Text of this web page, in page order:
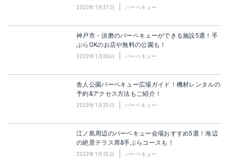
2022年1月27日 バーベキュー
神戸市・須磨のバーベキューができる施設5選！手
ぶらOKのお店や無料の公園も！
2022年1月26日 バーベキュー
舎人公園バーベキュー広場ガイド！機材レンタルの
予約&アクセス方法もご紹介！
2022年1月25日 バーベキュー
江ノ島周辺のバーベキュー会場おすすめ5選！海辺
の絶景テラス席&手ぶらコースも！
2022年1月25日 バーベキュー